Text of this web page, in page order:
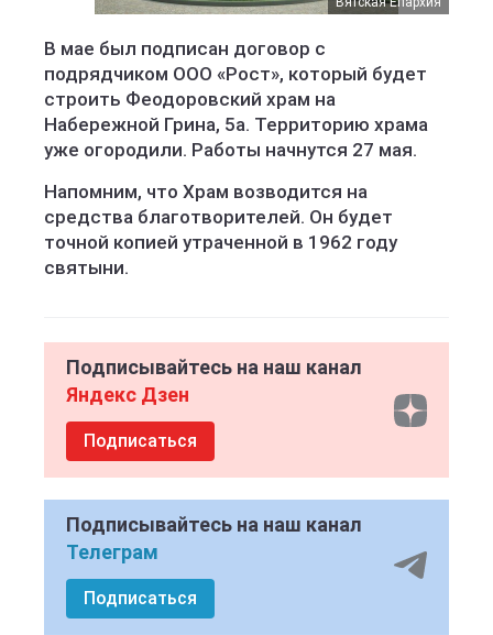
В мае был подписан договор с
подрядчиком ООО «Рост», который будет
строить Феодоровский храм на
Набережной Грина, 5а. Территорию храма
уже огородили. Работы начнутся 27 мая.
Напомним, что Храм возводится на
средства благотворителей. Он будет
точной копией утраченной в 1962 году
святыни.
Подписывайтесь на наш канал
Яндекс Дзен
Подписаться
Подписывайтесь на наш канал
Телеграм
Подписаться